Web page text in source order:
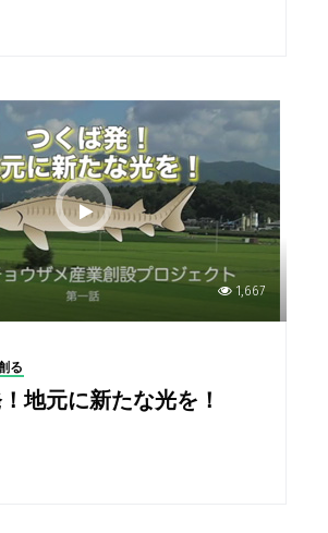
1,667
る
地元に新たな光を！